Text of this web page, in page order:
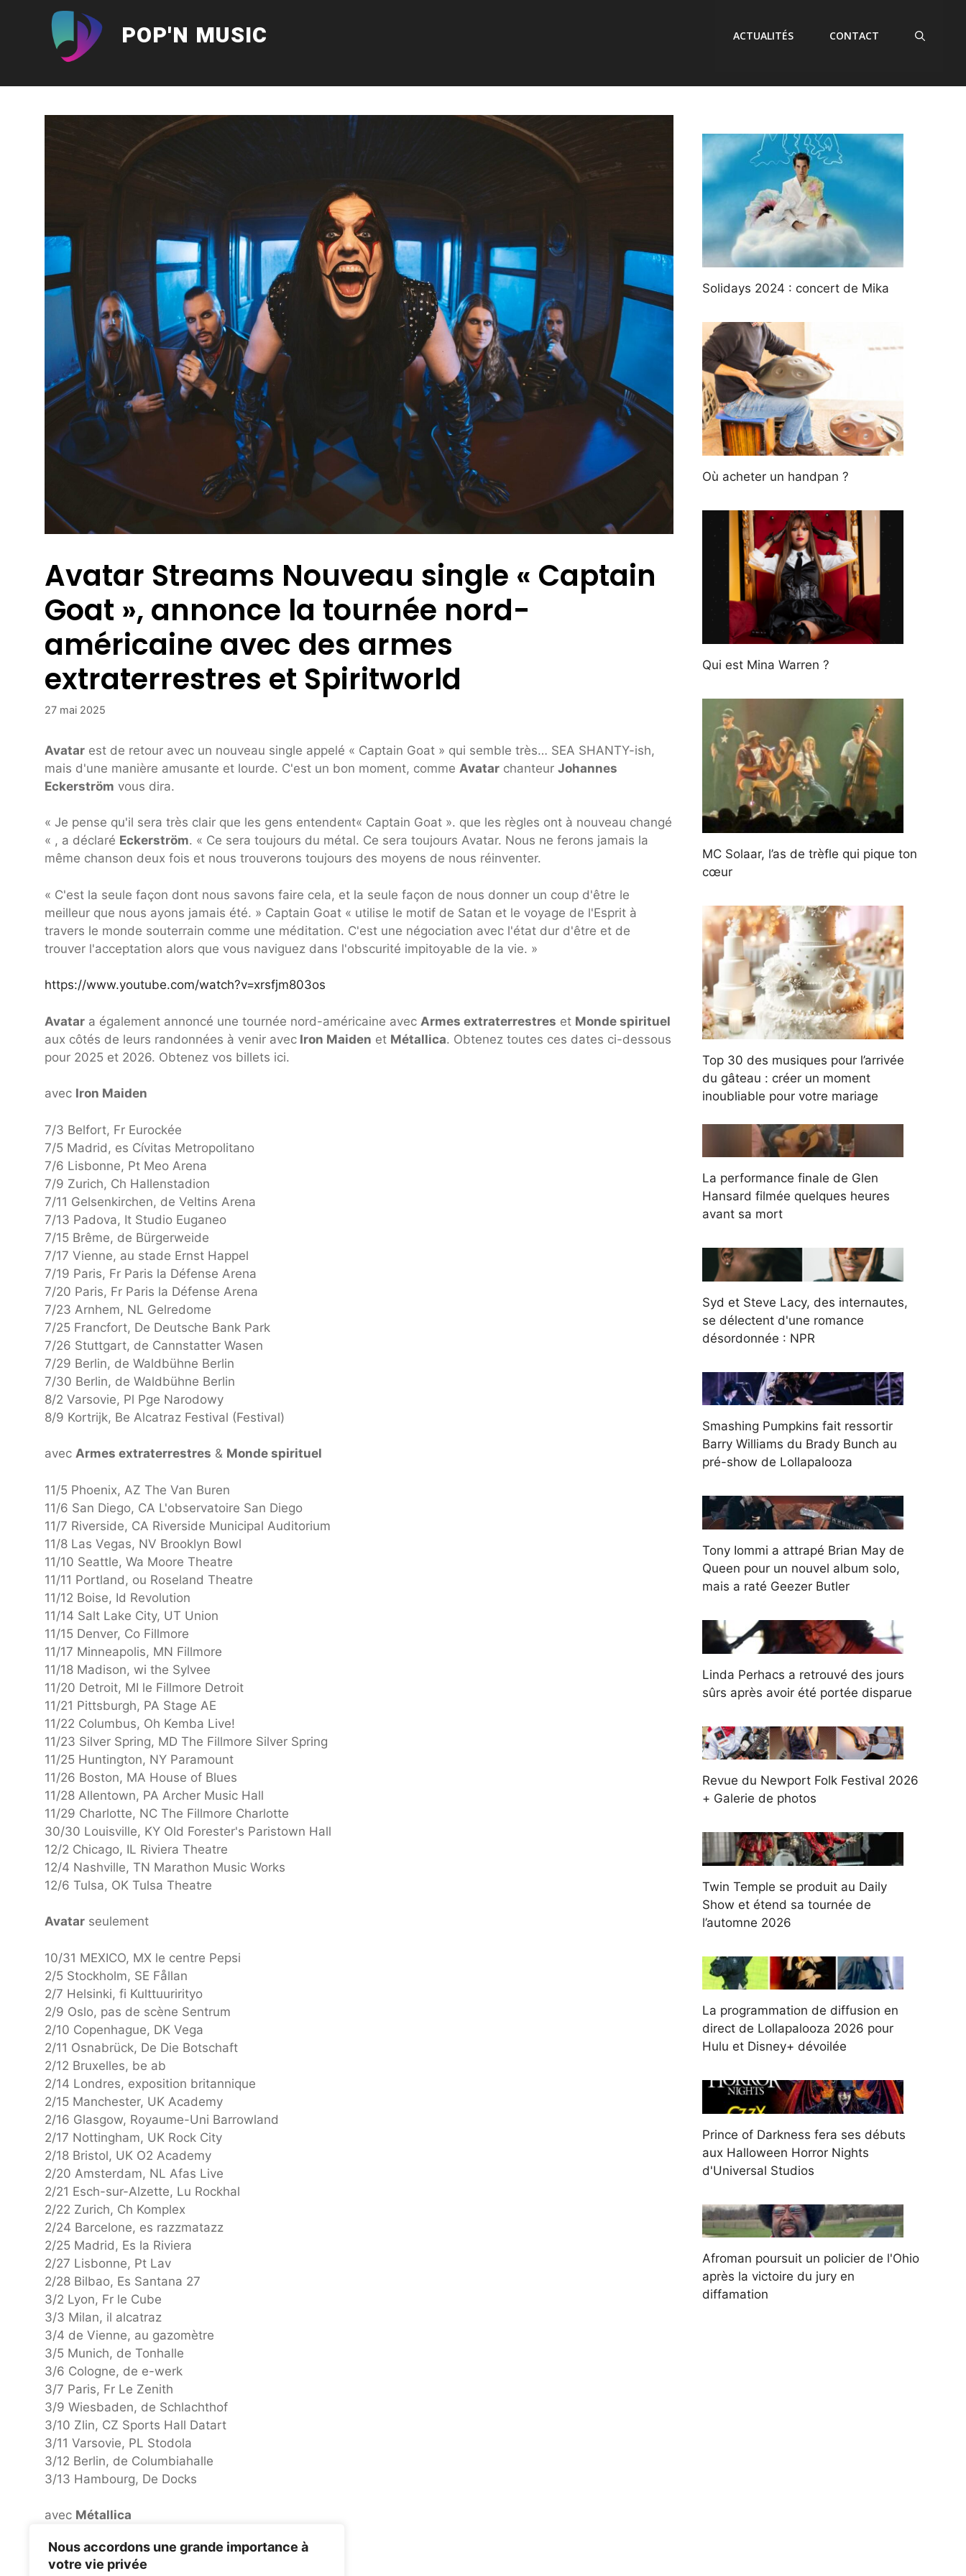
Nous accordons une grande importance à
votre vie privée
POP'N MUSIC ACTUALITÉS CONTACT
Avatar Streams Nouveau single « Captain
Goat », annonce la tournée nord-
américaine avec des armes
extraterrestres et Spiritworld
27 mai 2025
Avatar est de retour avec un nouveau single appelé « Captain Goat » qui semble très… SEA SHANTY-ish,
mais d'une manière amusante et lourde. C'est un bon moment, comme Avatar chanteur Johannes
Eckerström vous dira.
« Je pense qu'il sera très clair que les gens entendent« Captain Goat ». que les règles ont à nouveau changé
« , a déclaré Eckerström. « Ce sera toujours du métal. Ce sera toujours Avatar. Nous ne ferons jamais la
même chanson deux fois et nous trouverons toujours des moyens de nous réinventer.
« C'est la seule façon dont nous savons faire cela, et la seule façon de nous donner un coup d'être le
meilleur que nous ayons jamais été. » Captain Goat « utilise le motif de Satan et le voyage de l'Esprit à
travers le monde souterrain comme une méditation. C'est une négociation avec l'état dur d'être et de
trouver l'acceptation alors que vous naviguez dans l'obscurité impitoyable de la vie. »
https://www.youtube.com/watch?v=xrsfjm803os
Avatar a également annoncé une tournée nord-américaine avec Armes extraterrestres et Monde spirituel
aux côtés de leurs randonnées à venir avec Iron Maiden et Métallica. Obtenez toutes ces dates ci-dessous
pour 2025 et 2026. Obtenez vos billets ici.
avec Iron Maiden
7/3 Belfort, Fr Eurockée
7/5 Madrid, es Cívitas Metropolitano
7/6 Lisbonne, Pt Meo Arena
7/9 Zurich, Ch Hallenstadion
7/11 Gelsenkirchen, de Veltins Arena
7/13 Padova, It Studio Euganeo
7/15 Brême, de Bürgerweide
7/17 Vienne, au stade Ernst Happel
7/19 Paris, Fr Paris la Défense Arena
7/20 Paris, Fr Paris la Défense Arena
7/23 Arnhem, NL Gelredome
7/25 Francfort, De Deutsche Bank Park
7/26 Stuttgart, de Cannstatter Wasen
7/29 Berlin, de Waldbühne Berlin
7/30 Berlin, de Waldbühne Berlin
8/2 Varsovie, Pl Pge Narodowy
8/9 Kortrijk, Be Alcatraz Festival (Festival)
avec Armes extraterrestres & Monde spirituel
11/5 Phoenix, AZ The Van Buren
11/6 San Diego, CA L'observatoire San Diego
11/7 Riverside, CA Riverside Municipal Auditorium
11/8 Las Vegas, NV Brooklyn Bowl
11/10 Seattle, Wa Moore Theatre
11/11 Portland, ou Roseland Theatre
11/12 Boise, Id Revolution
11/14 Salt Lake City, UT Union
11/15 Denver, Co Fillmore
11/17 Minneapolis, MN Fillmore
11/18 Madison, wi the Sylvee
11/20 Detroit, MI le Fillmore Detroit
11/21 Pittsburgh, PA Stage AE
11/22 Columbus, Oh Kemba Live!
11/23 Silver Spring, MD The Fillmore Silver Spring
11/25 Huntington, NY Paramount
11/26 Boston, MA House of Blues
11/28 Allentown, PA Archer Music Hall
11/29 Charlotte, NC The Fillmore Charlotte
30/30 Louisville, KY Old Forester's Paristown Hall
12/2 Chicago, IL Riviera Theatre
12/4 Nashville, TN Marathon Music Works
12/6 Tulsa, OK Tulsa Theatre
Avatar seulement
10/31 MEXICO, MX le centre Pepsi
2/5 Stockholm, SE Fållan
2/7 Helsinki, fi Kulttuurirityo
2/9 Oslo, pas de scène Sentrum
2/10 Copenhague, DK Vega
2/11 Osnabrück, De Die Botschaft
2/12 Bruxelles, be ab
2/14 Londres, exposition britannique
2/15 Manchester, UK Academy
2/16 Glasgow, Royaume-Uni Barrowland
2/17 Nottingham, UK Rock City
2/18 Bristol, UK O2 Academy
2/20 Amsterdam, NL Afas Live
2/21 Esch-sur-Alzette, Lu Rockhal
2/22 Zurich, Ch Komplex
2/24 Barcelone, es razzmatazz
2/25 Madrid, Es la Riviera
2/27 Lisbonne, Pt Lav
2/28 Bilbao, Es Santana 27
3/2 Lyon, Fr le Cube
3/3 Milan, il alcatraz
3/4 de Vienne, au gazomètre
3/5 Munich, de Tonhalle
3/6 Cologne, de e-werk
3/7 Paris, Fr Le Zenith
3/9 Wiesbaden, de Schlachthof
3/10 Zlin, CZ Sports Hall Datart
3/11 Varsovie, PL Stodola
3/12 Berlin, de Columbiahalle
3/13 Hambourg, De Docks
avec Métallica
5/24 Francfort, De Deutsche Bank Park
6/11 Budapest, Hu Puskas Arena
Solidays 2024 : concert de Mika
Où acheter un handpan ?
Qui est Mina Warren ?
MC Solaar, l’as de trèfle qui pique ton
cœur
Top 30 des musiques pour l’arrivée
du gâteau : créer un moment
inoubliable pour votre mariage
La performance finale de Glen
Hansard filmée quelques heures
avant sa mort
Syd et Steve Lacy, des internautes,
se délectent d'une romance
désordonnée : NPR
Smashing Pumpkins fait ressortir
Barry Williams du Brady Bunch au
pré-show de Lollapalooza
Tony Iommi a attrapé Brian May de
Queen pour un nouvel album solo,
mais a raté Geezer Butler
Linda Perhacs a retrouvé des jours
sûrs après avoir été portée disparue
Revue du Newport Folk Festival 2026
+ Galerie de photos
Twin Temple se produit au Daily
Show et étend sa tournée de
l’automne 2026
La programmation de diffusion en
direct de Lollapalooza 2026 pour
Hulu et Disney+ dévoilée
Prince of Darkness fera ses débuts
aux Halloween Horror Nights
d'Universal Studios
Afroman poursuit un policier de l'Ohio
après la victoire du jury en
diffamation